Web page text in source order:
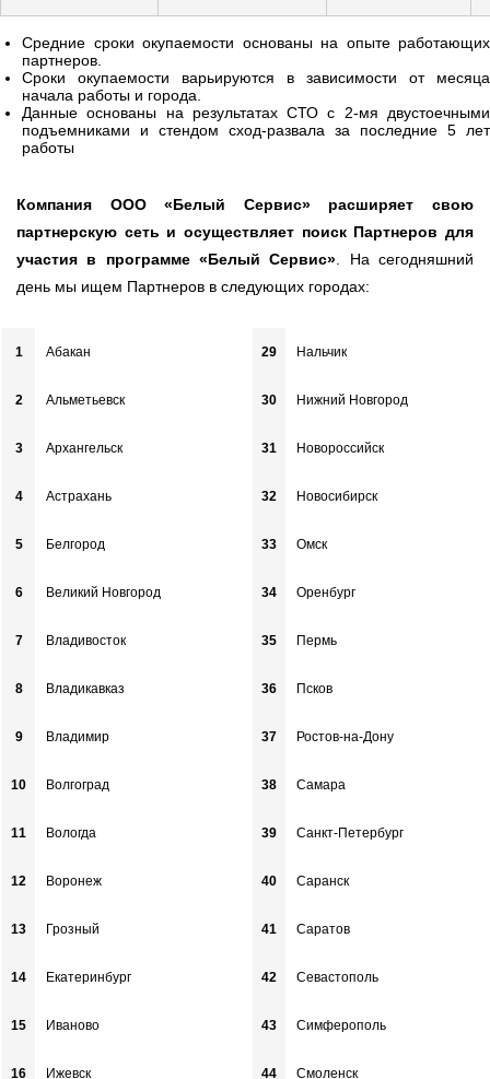
Средние сроки окупаемости основаны на опыте работающих
партнеров.
Сроки окупаемости варьируются в зависимости от месяца
начала работы и города.
Данные основаны на результатах СТО с 2-мя двустоечными
подъемниками и стендом сход-развала за последние 5 лет
работы
Компания ООО «Белый Сервис» расширяет свою
партнерскую сеть и осуществляет поиск Партнеров для
участия в программе «Белый Сервис» . На сегодняшний
день мы ищем Партнеров в следующих городах:
1 Абакан
2 Альметьевск
3 Архангельск
4 Астрахань
5 Белгород
6 Великий Новгород
7 Владивосток
8 Владикавказ
9 Владимир
10 Волгоград
11 Вологда
12 Воронеж
13 Грозный
14 Екатеринбург
15 Иваново
16 Ижевск
29 Нальчик
30 Нижний Новгород
31 Новороссийск
32 Новосибирск
33 Омск
34 Оренбург
35 Пермь
36 Псков
37 Ростов-на-Дону
38 Самара
39 Санкт-Петербург
40 Саранск
41 Саратов
42 Севастополь
43 Симферополь
44 Смоленск